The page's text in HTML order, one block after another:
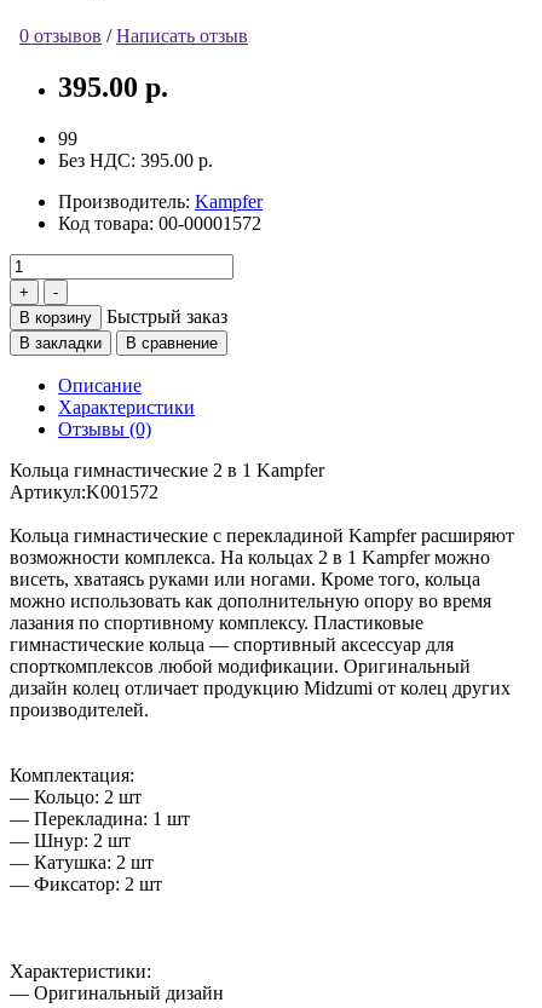
0 отзывов /Написать отзыв
395.00 р.
99
Без НДС: 395.00 р.
Производитель: Kampfer
Код товара: 00-00001572
В корзину Быстрый заказ
В закладки В сравнение
Описание
Характеристики
Отзывы (0)
Кольца гимнастические 2 в 1 Kampfer
Артикул:K001572
Кольца гимнастические с перекладиной Kampfer расширяют
возможности комплекса. На кольцах 2 в 1 Kampfer можно
висеть, хватаясь руками или ногами. Кроме того, кольца
можно использовать как дополнительную опору во время
лазания по спортивному комплексу. Пластиковые
гимнастические кольца — спортивный аксессуар для
спорткомплексов любой модификации. Оригинальный
дизайн колец отличает продукцию Midzumi от колец других
производителей.
Комплектация:
— Кольцо: 2 шт
— Перекладина: 1 шт
— Шнур: 2 шт
— Катушка: 2 шт
— Фиксатор: 2 шт
Характеристики:
— Оригинальный дизайн